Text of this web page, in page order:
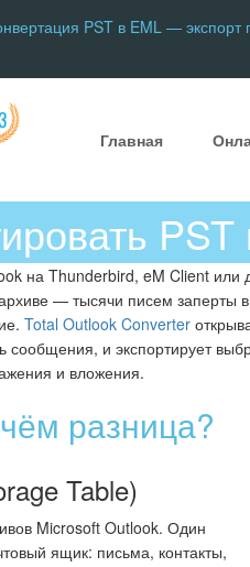
PST в EML — экспорт
Главная
на Thunderbird, eM Client
— тысячи писем
Total Outlook Converter
сообщения, и экспортирует
и вложения.
разница?
Table)
Microsoft Outlook. Один
ящик: письма, контакты,